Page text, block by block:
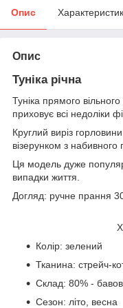
Опис
Опис
Туніка річна
Туніка прямого
приховує всі недоліки
Круглий виріз
візерунком з набивного
Ця модель дуже
випадки життя.
Догляд: ручне прання
Колір: зелений
Тканина: стрейч-
Склад: 80% -
Сезон: літо, весна